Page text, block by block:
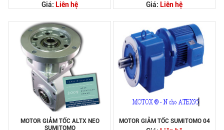
Giá: Liên hệ Giá: Liên hệ
MOTOR GIẢM TỐC ALTX NEO
SUMITOMO
MOTOR GIẢM TỐC SUMITOMO 04